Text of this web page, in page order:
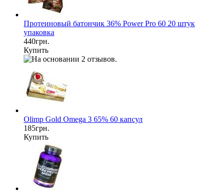
Протеиновый батончик 36% Power Pro 60 20 штук
упаковка
440грн.
Купить
Olimp Gold Omega 3 65% 60 капсул
185грн.
Купить